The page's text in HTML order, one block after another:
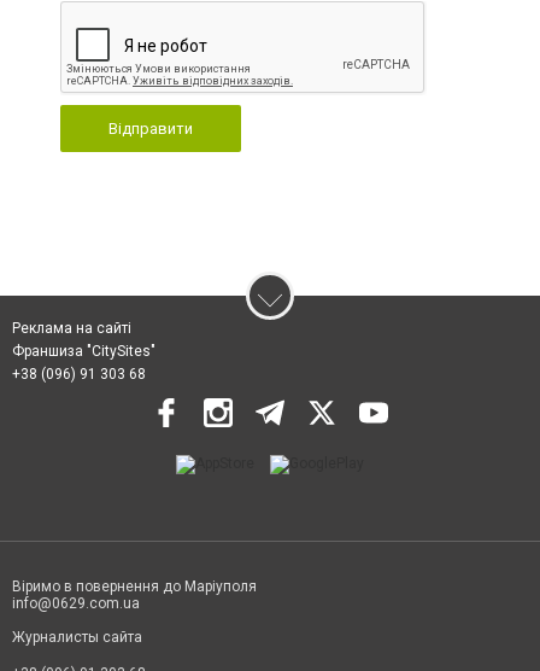
Відправити
Реклама на сайті
Франшиза "CitySites"
+38 (096) 91 303 68
Віримо в повернення до Маріуполя
info@0629.com.ua
Журналисты сайта